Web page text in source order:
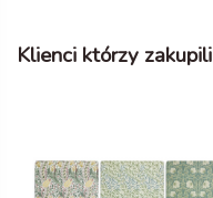
Klienci którzy